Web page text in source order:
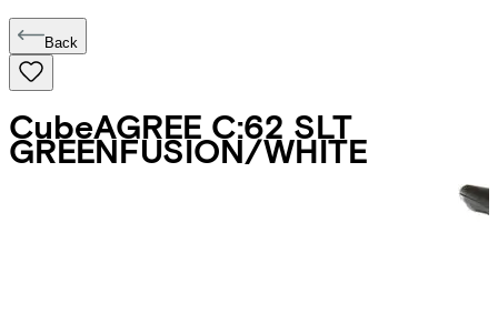
Back
CubeAGREE C:62 SLT
GREENFUSION/WHITE